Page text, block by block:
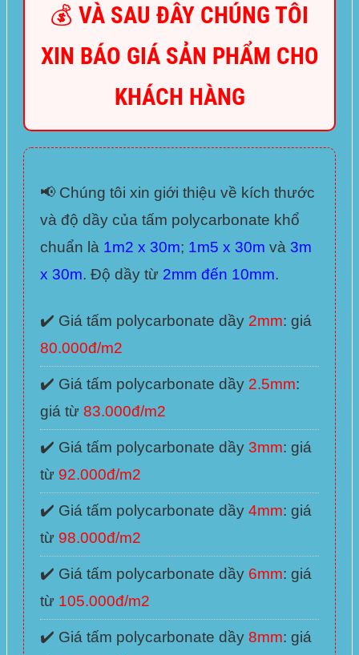
💰 VÀ SAU ĐÂY CHÚNG TÔI
XIN BÁO GIÁ SẢN PHẨM CHO
KHÁCH HÀNG
📢 Chúng tôi xin giới thiệu về kích thước
và độ dầy của tấm polycarbonate khổ
chuẩn là 1m2 x 30m; 1m5 x 30m và 3m
x 30m. Độ dầy từ 2mm đến 10mm.
✔️ Giá tấm polycarbonate dầy 2mm: giá
80.000đ/m2
✔️ Giá tấm polycarbonate dầy 2.5mm:
giá từ 83.000đ/m2
✔️ Giá tấm polycarbonate dầy 3mm: giá
từ 92.000đ/m2
✔️ Giá tấm polycarbonate dầy 4mm: giá
từ 98.000đ/m2
✔️ Giá tấm polycarbonate dầy 6mm: giá
từ 105.000đ/m2
✔️ Giá tấm polycarbonate dầy 8mm: giá